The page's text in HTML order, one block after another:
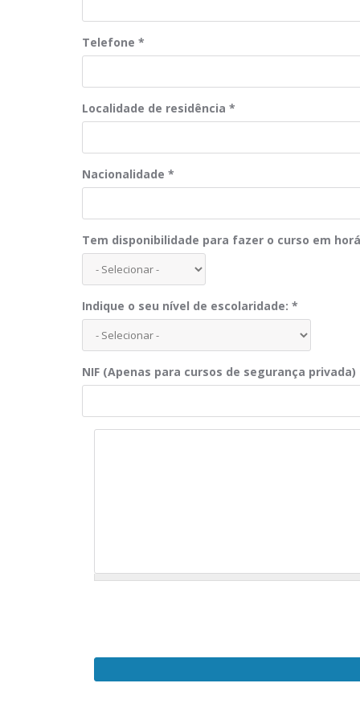
Telefone *
Localidade de residência *
Nacionalidade *
Tem disponibilidade para fazer o curso em
Indique o seu nível de escolaridade: *
NIF (Apenas para cursos de segurança privada)